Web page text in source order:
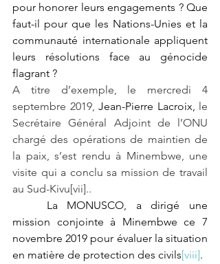
pour honorer leurs engagements ? Que
faut-il pour que les Nations-Unies et la
communauté internationale appliquent
leurs résolutions face au génocide
flagrant ?
A titre d’exemple, le mercredi 4
septembre 2019, Jean-Pierre Lacroix, le
Secrétaire Général Adjoint de l’ONU
chargé des opérations de maintien de
la paix, s’est rendu à Minembwe, une
visite qui a conclu sa mission de travail
au Sud-Kivu[vii]..
La MONUSCO, a dirigé une
mission conjointe à Minembwe ce 7
novembre 2019 pour évaluer la situation
en matière de protection des civils[viii].